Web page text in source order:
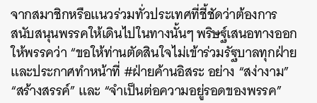
จากสมาชิกหรือแนวร่วมทั่วประเทศที่ชี้ชัดว่าต้องการ
สนับสนุนพรรคให้เดินไปในทางนั้นๆ พริษฐ์เสนอทางออก
ให้พรรคว่า “ขอให้ท่านตัดสินใจไม่เข้าร่วมรัฐบาลทุกฝ่าย
และประกาศทำหน้าที่ #ฝ่ายค้านอิสระ อย่าง “สง่างาม”
“สร้างสรรค์” และ “จำเป็นต่อความอยู่รอดของพรรค”